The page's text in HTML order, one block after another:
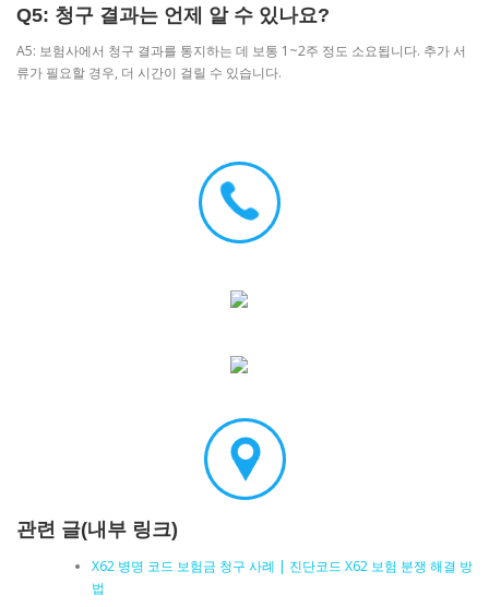
Q5: 청구 결과는 언제 알 수 있나요?
A5: 보험사에서 청구 결과를 통지하는 데 보통 1~2주 정도 소요됩니다. 추가 서
류가 필요할 경우, 더 시간이 걸릴 수 있습니다.
관련 글(내부 링크)
X62 병명 코드 보험금 청구 사례 | 진단코드 X62 보험 분쟁 해결 방
법